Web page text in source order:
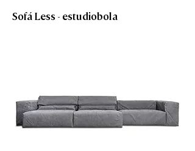
Sofá Less - estudiobola